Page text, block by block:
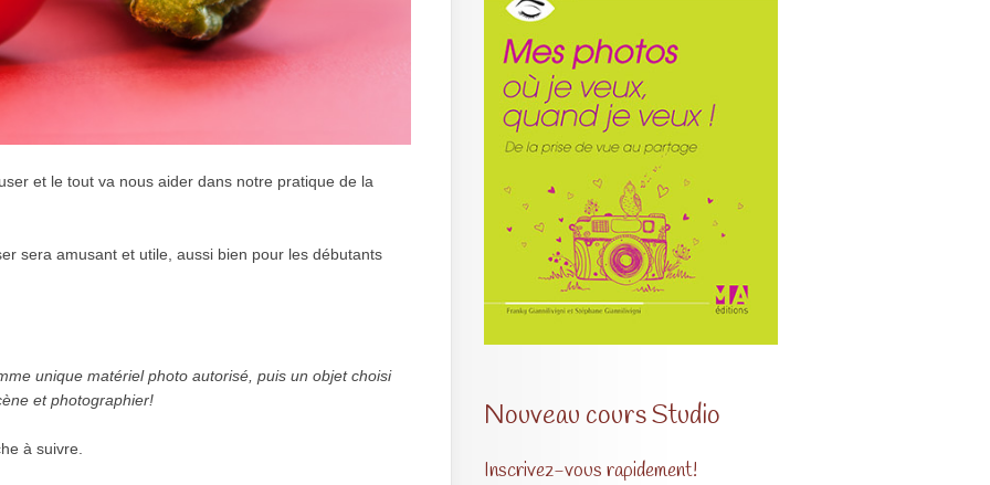
et le tout va nous aider dans notre pratique de la
sera amusant et utile, aussi bien pour les débutants
unique matériel photo autorisé, puis un objet choisi
et photographier!
à suivre.
Nouveau cours Studio
Inscrivez-vous rapidement!